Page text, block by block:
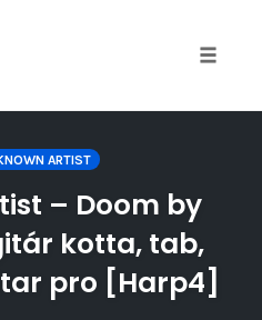
ARTIST
– Doom by
kotta, tab,
pro [Harp4]